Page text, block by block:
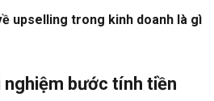
upselling trong kinh doanh là gì
bước tính tiền